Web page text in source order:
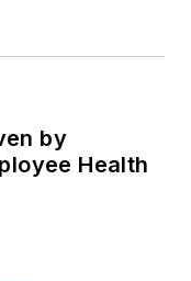
by
Health